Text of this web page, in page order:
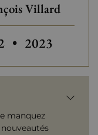
Villard
de François
• 2023
manquez